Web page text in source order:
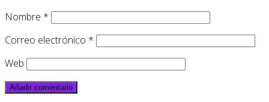
Nombre *
Correo electrónico *
Web